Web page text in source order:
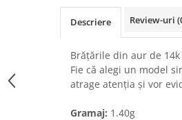
Descriere Review-uri
Brățările din aur de
Fie că alegi un model
atrage atenția și vor
Gramaj: 1.40g